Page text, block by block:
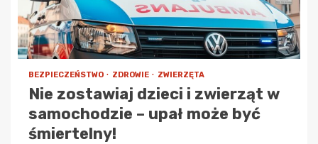
BEZPIECZEŃSTWO ZDROWIE ZWIERZĘTA
Nie zostawiaj dzieci i zwierząt w
samochodzie – upał może być
śmiertelny!